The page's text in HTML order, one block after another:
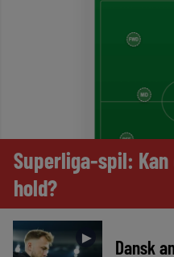
Superliga-spil:
hold?
► Dansk